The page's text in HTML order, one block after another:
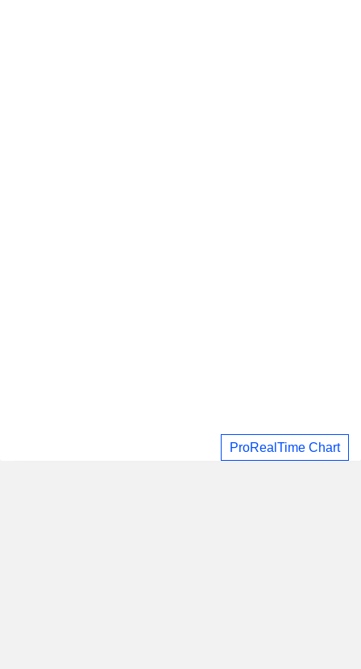
ProRealTime Chart